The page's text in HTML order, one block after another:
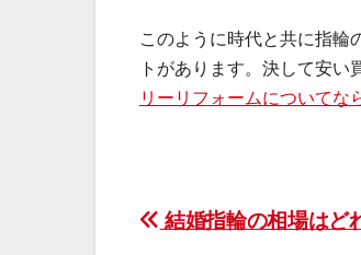
このように時代と共に指輪
トがあります。決して安い
リーリフォームについてな
投結婚指輪の相場はど